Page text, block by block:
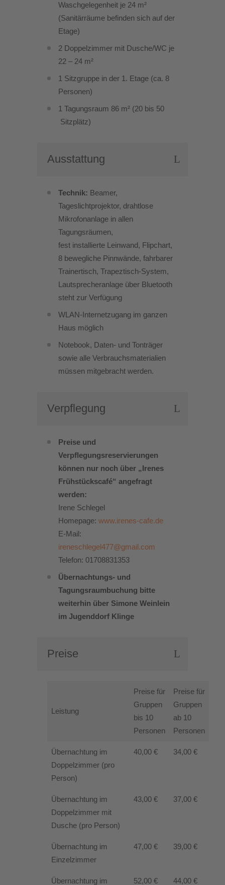
Waschgelegenheit je 24 m²
(Sanitärräume befinden sich auf der
Etage)
2 Doppelzimmer mit Dusche/WC je
22 – 24 m²
1 Sitzgruppe in der 1. Etage (ca. 8
Personen)
1 Tagungsraum 86 m² (20 bis 50
Sitzplätz)
Ausstattung
Technik: Beamer,
Tageslichtprojektor, drahtlose
Mikrofonanlage in allen
Tagungsräumen,
fest installierte Leinwand, Flipchart,
8 bewegliche Pinnwände, fahrbarer
Trainertisch, Trapeztisch-System,
Lautsprecheranlage über Bluetooth
steht zur Verfügung
WLAN-Internetzugang im ganzen
Haus möglich
Notebook, Daten- und Tonträger
sowie alle Verbrauchsmaterialien
müssen mitgebracht werden.
Verpflegung
Preise und
Verpflegungsreservierungen
können nur noch über „Irenes
Frühstückscafé“ angefragt
werden:
Irene Schlegel
Homepage: www.irenes-cafe.de
E-Mail:
ireneschlegel477@gmail.com
Telefon: 01708831353
Übernachtungs- und
Tagungsraumbuchung bitte
weiterhin über Simone Weinlein
im Jugenddorf Klinge
Preise
Leistung
Preise für
Gruppen
bis 10
Personen
Preise für
Gruppen
ab 10
Personen
Übernachtung im
Doppelzimmer (pro
Person)
40,00 € 34,00 €
Übernachtung im
Doppelzimmer mit
Dusche (pro Person)
43,00 € 37,00 €
Übernachtung im
Einzelzimmer
47,00 € 39,00 €
Übernachtung im 52,00 € 44,00 €